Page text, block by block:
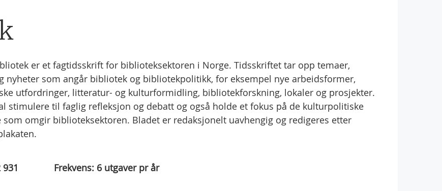
er et fagtidsskrift for biblioteksektoren i Norge. Tidsskriftet tar opp temaer,
nyheter som angår bibliotek og bibliotekpolitikk, for eksempel nye arbeidsformer,
utfordringer, litteratur- og kulturformidling, bibliotekforskning, lokaler og prosjekter.
stimulere til faglig refleksjon og debatt og også holde et fokus på de kulturpolitiske
som omgir biblioteksektoren. Bladet er redaksjonelt uavhengig og redigeres etter
931 Frekvens: 6 utgaver pr år